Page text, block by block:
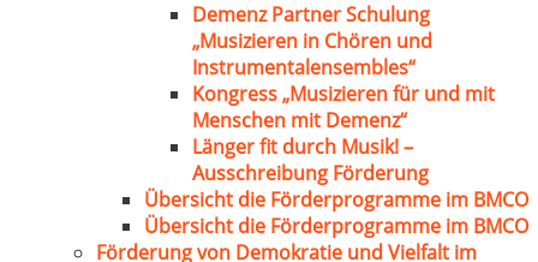
Demenz Partner Schulung
„Musizieren in Chören und
Instrumentalensembles“
Kongress „Musizieren für und mit
Menschen mit Demenz“
Länger fit durch Musik! –
Ausschreibung Förderung
Übersicht die Förderprogramme im BMCO
Übersicht die Förderprogramme im BMCO
Förderung von Demokratie und Vielfalt im